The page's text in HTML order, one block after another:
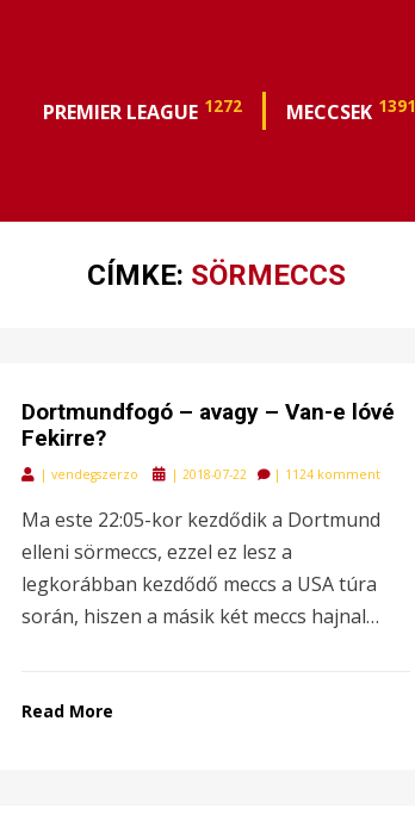
PREMIER LEAGUE 1272 MECCSEK 1391
CÍMKE: SÖRMECCS
Dortmundfogó – avagy – Van-e lóvé
Fekirre?
| vendegszerzo
Posted
| 2018-07-22 | 1124 komment
Ma este 22:05-kor kezdődik a Dortmund
elleni sörmeccs, ezzel ez lesz a
legkorábban kezdődő meccs a USA túra
során, hiszen a másik két meccs hajnal…
Read More